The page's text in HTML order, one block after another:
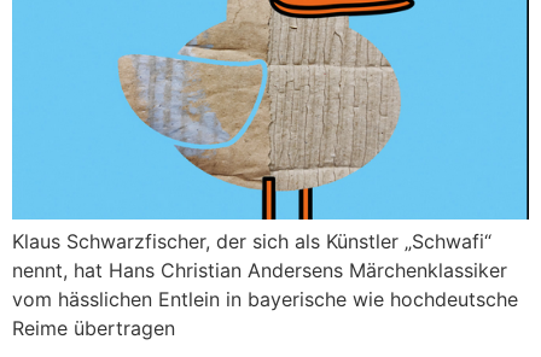
Klaus Schwarzfischer, der sich als Künstler „Schwafi“
nennt, hat Hans Christian Andersens Märchenklassiker
vom hässlichen Entlein in bayerische wie hochdeutsche
Reime übertragen